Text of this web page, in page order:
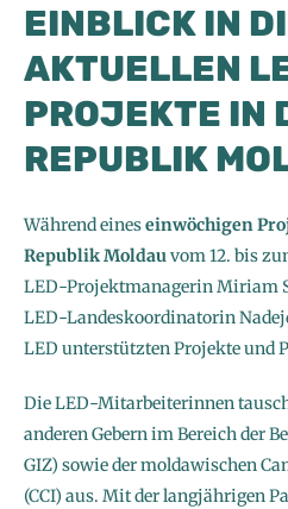
EINBLICK IN
AKTUELLEN
PROJEKTE IN
REPUBLIK
Während eineseinwöchigen
Republik Moldauvom 12. bis
LED-Projektmanagerin Miriam
LED-Landeskoordinatorin
LED unterstützten Projekte und
Die LED-Mitarbeiterinnen
anderen Gebern im Bereich der
GIZ) sowie der moldawischen
(CCI) aus. Mit der langjährigen